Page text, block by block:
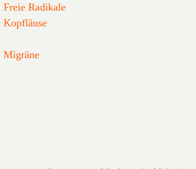
Freie Radikale
Kopfläuse
Migräne